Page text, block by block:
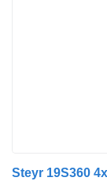
Steyr 19S360